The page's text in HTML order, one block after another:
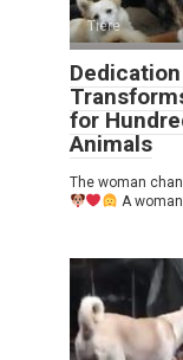
Tiere
for
Animals
The woman
A